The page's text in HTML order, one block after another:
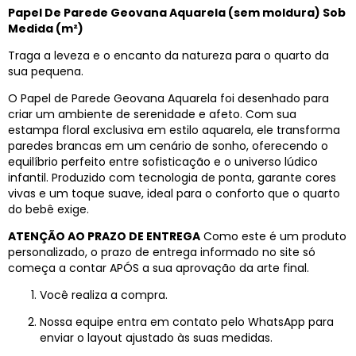
Papel De Parede Geovana Aquarela (sem moldura) Sob
Medida (m²)
Traga a leveza e o encanto da natureza para o quarto da
sua pequena.
O Papel de Parede Geovana Aquarela foi desenhado para
criar um ambiente de serenidade e afeto. Com sua
estampa floral exclusiva em estilo aquarela, ele transforma
paredes brancas em um cenário de sonho, oferecendo o
equilíbrio perfeito entre sofisticação e o universo lúdico
infantil. Produzido com tecnologia de ponta, garante cores
vivas e um toque suave, ideal para o conforto que o quarto
do bebê exige.
ATENÇÃO AO PRAZO DE ENTREGA Como este é um produto
personalizado, o prazo de entrega informado no site só
começa a contar APÓS a sua aprovação da arte final.
Você realiza a compra.
Nossa equipe entra em contato pelo WhatsApp para
enviar o layout ajustado às suas medidas.